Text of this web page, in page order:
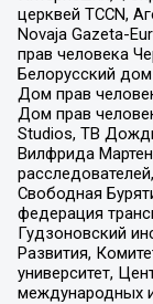
церквей TCCN,
Novaja Gazeta-
прав человека
Белорусский
Дом прав
Дом прав
Studios, ТВ
Вилфрида
Свободная
федерация
Гудзоновский
Развития,
университет,
международных